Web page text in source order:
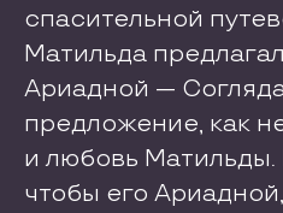
спасительной
Матильда
Ариадной —
предложение, как
и любовь Матильды.
чтобы его